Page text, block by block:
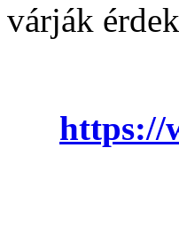
várják
https://